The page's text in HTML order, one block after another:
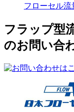
フローセル流
フラップ型
のお問い合